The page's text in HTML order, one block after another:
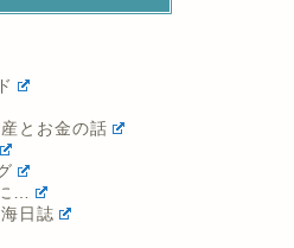
とお金の話
…
日誌